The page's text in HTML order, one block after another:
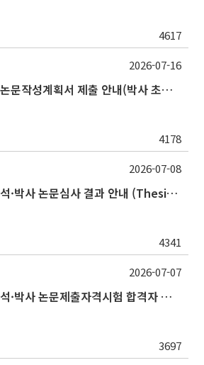
4617
2026학년도 2학기 논문작성계획서 제출 안내(박사 초심 일정 포함)_Thesis Proposal
4178
2026-07-16
2026학년도 1학기 석·박사 논문심사 결과 안내 (Thesis Defense Result)
4341
2026-07-08
2026학년도 2학기 석·박사 논문제출자격시험 합격자 공고(TSQ Exam Result)
3697
2026-07-07